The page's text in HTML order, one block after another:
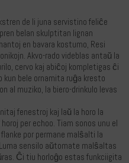
de li juna servistino feliĉe
belan skulptitan lignan
en bavara kostumo, Resi
Akvo-rado videblas antaŭ la
cervo kaj abiĉoj kompletigas ĉi
bele ornamita ruĝa kresto
al muziko, la biero-drinkulo levas
fenestroj kaj laŭ la horo la
per echoo. Tiam sonos unu el
por permane malŝalti la
sensilo aŭtomate malŝaltas
Ĉi tiu horloĝo estas funkciigita